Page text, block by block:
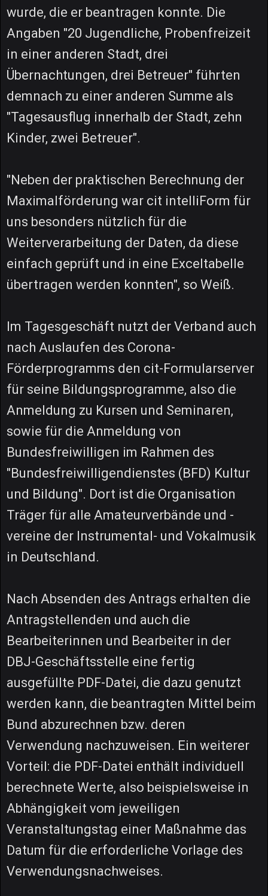
wurde, die er beantragen konnte. Die
Angaben "20 Jugendliche, Probenfreizeit
in einer anderen Stadt, drei
Übernachtungen, drei Betreuer" führten
demnach zu einer anderen Summe als
"Tagesausflug innerhalb der Stadt, zehn
Kinder, zwei Betreuer".
"Neben der praktischen Berechnung der
Maximalförderung war cit intelliForm für
uns besonders nützlich für die
Weiterverarbeitung der Daten, da diese
einfach geprüft und in eine Exceltabelle
übertragen werden konnten", so Weiß.
Im Tagesgeschäft nutzt der Verband auch
nach Auslaufen des Corona-
Förderprogramms den cit-Formularserver
für seine Bildungsprogramme, also die
Anmeldung zu Kursen und Seminaren,
sowie für die Anmeldung von
Bundesfreiwilligen im Rahmen des
"Bundesfreiwilligendienstes (BFD) Kultur
und Bildung". Dort ist die Organisation
Träger für alle Amateurverbände und -
vereine der Instrumental- und Vokalmusik
in Deutschland.
Nach Absenden des Antrags erhalten die
Antragstellenden und auch die
Bearbeiterinnen und Bearbeiter in der
DBJ-Geschäftsstelle eine fertig
ausgefüllte PDF-Datei, die dazu genutzt
werden kann, die beantragten Mittel beim
Bund abzurechnen bzw. deren
Verwendung nachzuweisen. Ein weiterer
Vorteil: die PDF-Datei enthält individuell
berechnete Werte, also beispielsweise in
Abhängigkeit vom jeweiligen
Veranstaltungstag einer Maßnahme das
Datum für die erforderliche Vorlage des
Verwendungsnachweises.